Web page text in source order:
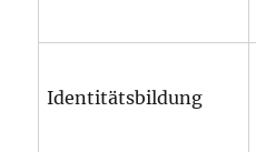
Identitätsbildung